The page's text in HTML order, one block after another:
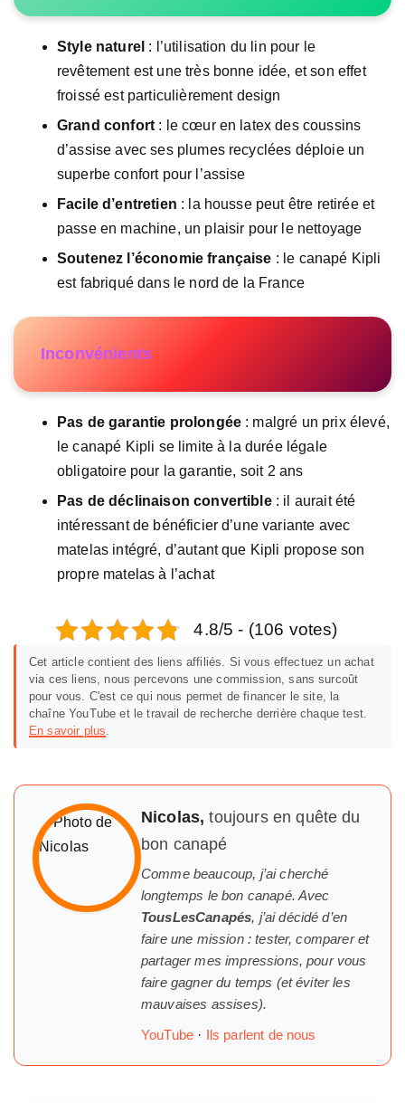
Style naturel : l’utilisation du lin pour le
revêtement est une très bonne idée, et son effet
froissé est particulièrement design
Grand confort : le cœur en latex des coussins
d’assise avec ses plumes recyclées déploie un
superbe confort pour l’assise
Facile d’entretien : la housse peut être retirée et
passe en machine, un plaisir pour le nettoyage
Soutenez l’économie française : le canapé Kipli
est fabriqué dans le nord de la France
Inconvénients
Pas de garantie prolongée : malgré un prix élevé,
le canapé Kipli se limite à la durée légale
obligatoire pour la garantie, soit 2 ans
Pas de déclinaison convertible: il aurait été
intéressant de bénéficier d’une variante avec
matelas intégré, d’autant que Kipli propose son
propre matelas à l’achat
4.8/5 - (106 votes)
Cet article contient des liens affiliés. Si vous effectuez un achat
via ces liens, nous percevons une commission, sans surcoût
pour vous. C'est ce qui nous permet de financer le site, la
chaîne YouTube et le travail de recherche derrière chaque test.
En savoir plus.
Nicolas,toujours en quête du
bon canapé
Comme beaucoup, j’ai cherché
longtemps lebon canapé. Avec
TousLesCanapés, j’ai décidé d’en
faire une mission : tester, comparer et
partager mes impressions, pour vous
faire gagner du temps (et éviter les
mauvaises assises).
YouTube · Ils parlent de nous